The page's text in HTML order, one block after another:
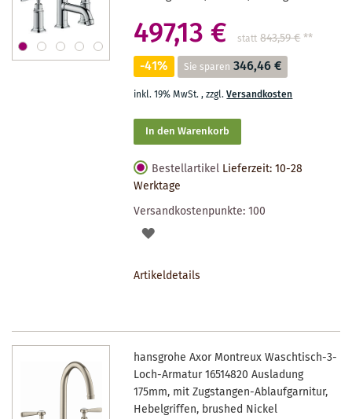
497,13 € statt 843,59 €**
-41% Sie sparen 346,46 €
inkl. 19% MwSt.,zzgl.Versandkosten
In den Warenkorb
Bestellartikel Lieferzeit: 10-28
Werktage
Versandkostenpunkte:100
AUF
Artikeldetails
hansgrohe Axor Montreux Waschtisch-3-
Loch-Armatur 16514820 Ausladung
175mm, mit Zugstangen-Ablaufgarnitur,
Hebelgriffen, brushed Nickel